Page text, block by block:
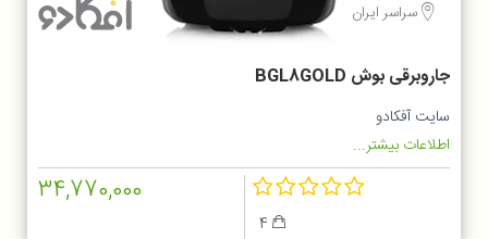
سراسر ایران
جاروبرقی بوش BGL8GOLD
سایت آفکادو
اطلاعات بیشتر...
4
34,770,000